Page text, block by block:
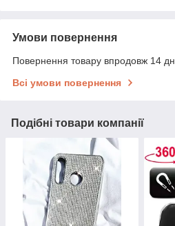
Умови повернення
Повернення товару впродовж 14
Всі умови повернення
Подібні товари компанії